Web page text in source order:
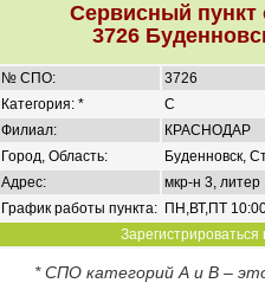
Сервисный
3726
№ СПО:
3726
Категория: *
C
Филиал:
КРАСНОДАР
Город, Область:
Буденновск,
Адрес:
мкр-н 3,
График работы пункта: ПН,ВТ,ПТ
Зарегистрироваться
* СПО категорий А и В –